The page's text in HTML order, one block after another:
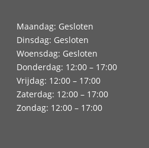
Maandag: Gesloten
Dinsdag: Gesloten
Woensdag: Gesloten
Donderdag: 12:00 – 17:00
Vrijdag: 12:00 – 17:00
Zaterdag: 12:00 – 17:00
Zondag: 12:00 – 17:00